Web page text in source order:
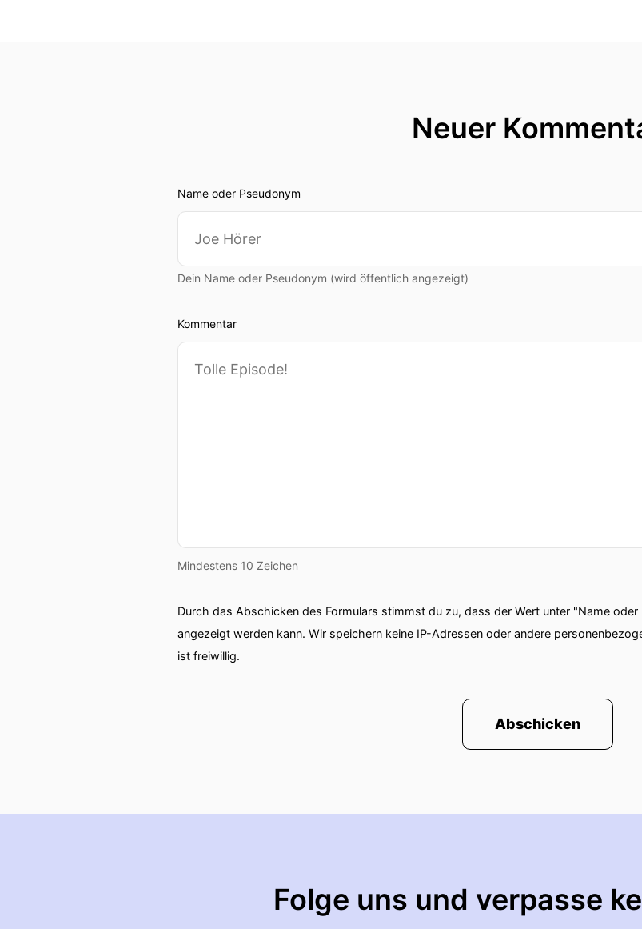
Neuer
Name oder Pseudonym
Dein Name oder Pseudonym (wird öffentlich angezeigt)
Kommentar
Mindestens 10 Zeichen
Durch das Abschicken des Formulars stimmst du zu, dass der Wert unter "Name
angezeigt werden kann. Wir speichern keine IP-Adressen oder andere
ist freiwillig.
Abschicken
Folge uns und verpasse